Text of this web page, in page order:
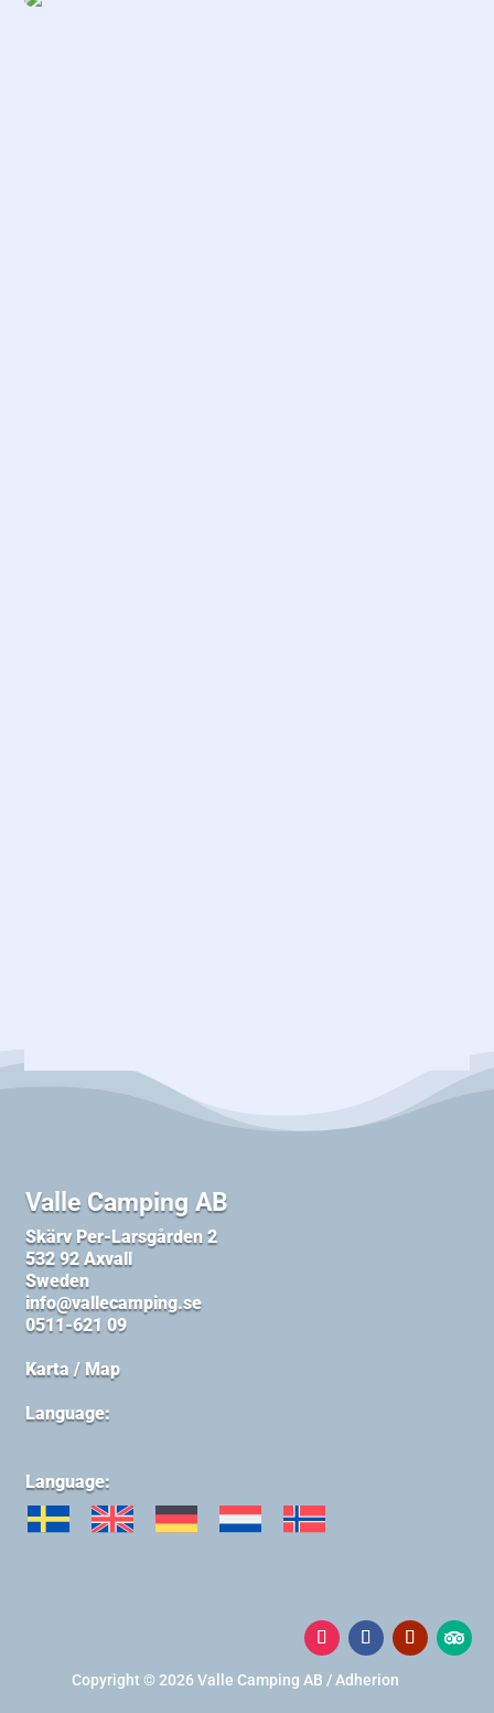
Valle Camping AB
Skärv Per-Larsgården 2
532 92 Axvall
Sweden
info@vallecamping.se
0511-621 09
Karta / Map
Language:
Language:
Copyright © 2026 Valle Camping AB / Adherion